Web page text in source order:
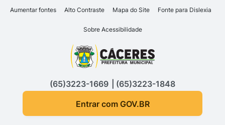
Seção de atalhos e links
Ir para o conteúdo [alt+1]
Ir para o rodapé [alt+4]
Aumentar fontes Alto Contraste Mapa do Site Fonte para Dislexia
Sobre Acessibilidade
Seção do menu principal
(65)3223-1669
(65)3223-1848
Entrar com GOV.BR